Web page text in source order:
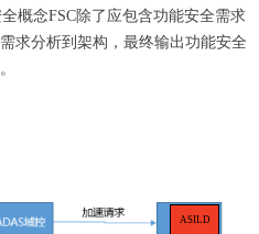
概念FSC除了应包含功能安全需求
求分析到架构 ，最终输出功能安全
。
ASILD